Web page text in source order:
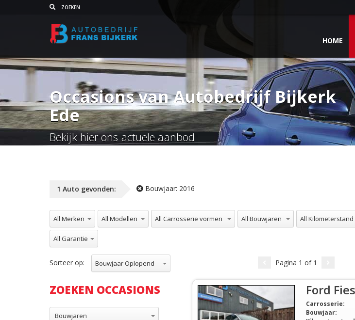
HOME
Occasions van Autobedrijf Bijkerk
Ede
Bekijk hier ons actuele aanbod
1 Auto gevonden: Bouwjaar: 2016
All Merken All Modellen All Carrosserie vormen All Bouwjaren All Kilometerstand
All Garantie
Sorteer op: Bouwjaar Oplopend Pagina 1 of 1
Ford
Carrosserie:
Bouwjaar:
ZOEKEN OCCASIONS
Bouwjaren